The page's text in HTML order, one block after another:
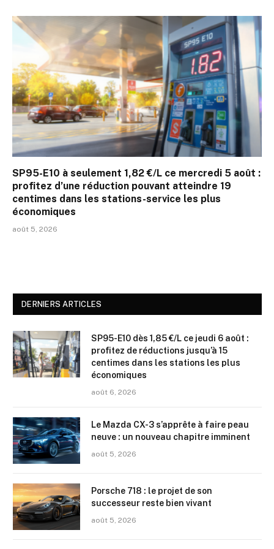
SP95-E10 à seulement 1,82 €/L ce mercredi 5 août :
profitez d’une réduction pouvant atteindre 19
centimes dans les stations-service les plus
économiques
août 5, 2026
DERNIERS ARTICLES
SP95-E10 dès 1,85 €/L ce jeudi 6 août :
profitez de réductions jusqu’à 15
centimes dans les stations les plus
économiques
août 6, 2026
Le Mazda CX-3 s’apprête à faire peau
neuve : un nouveau chapitre imminent
août 5, 2026
Porsche 718 : le projet de son
successeur reste bien vivant
août 5, 2026